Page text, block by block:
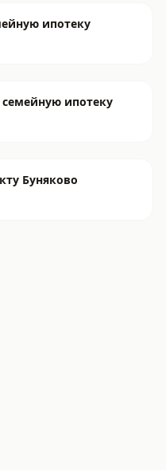
ипотеку
ипотеку
Буняково